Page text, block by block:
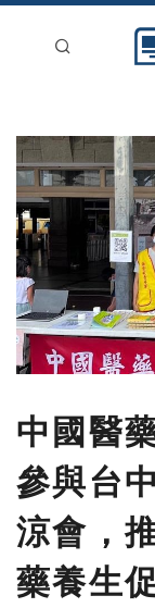
新聞稿分類
登入
刊登
中國醫
參與台
涼會，
藥養生